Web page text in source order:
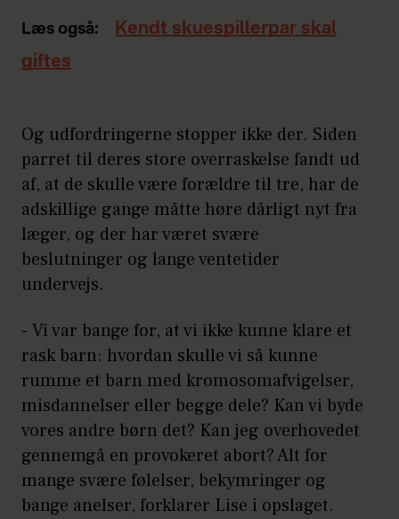
Læs også:
Kendt skuespillerpar skal
giftes
Og udfordringerne stopper ikke der. Siden
parret til deres store overraskelse fandt ud
af, at de skulle være forældre til tre, har de
adskillige gange måtte høre dårligt nyt fra
læger, og der har været svære
beslutninger og lange ventetider
undervejs.
- Vi var bange for, at vi ikke kunne klare et
rask barn: hvordan skulle vi så kunne
rumme et barn med kromosomafvigelser,
misdannelser eller begge dele? Kan vi byde
vores andre børn det? Kan jeg overhovedet
gennemgå en provokeret abort? Alt for
mange svære følelser, bekymringer og
bange anelser, forklarer Lise i opslaget.